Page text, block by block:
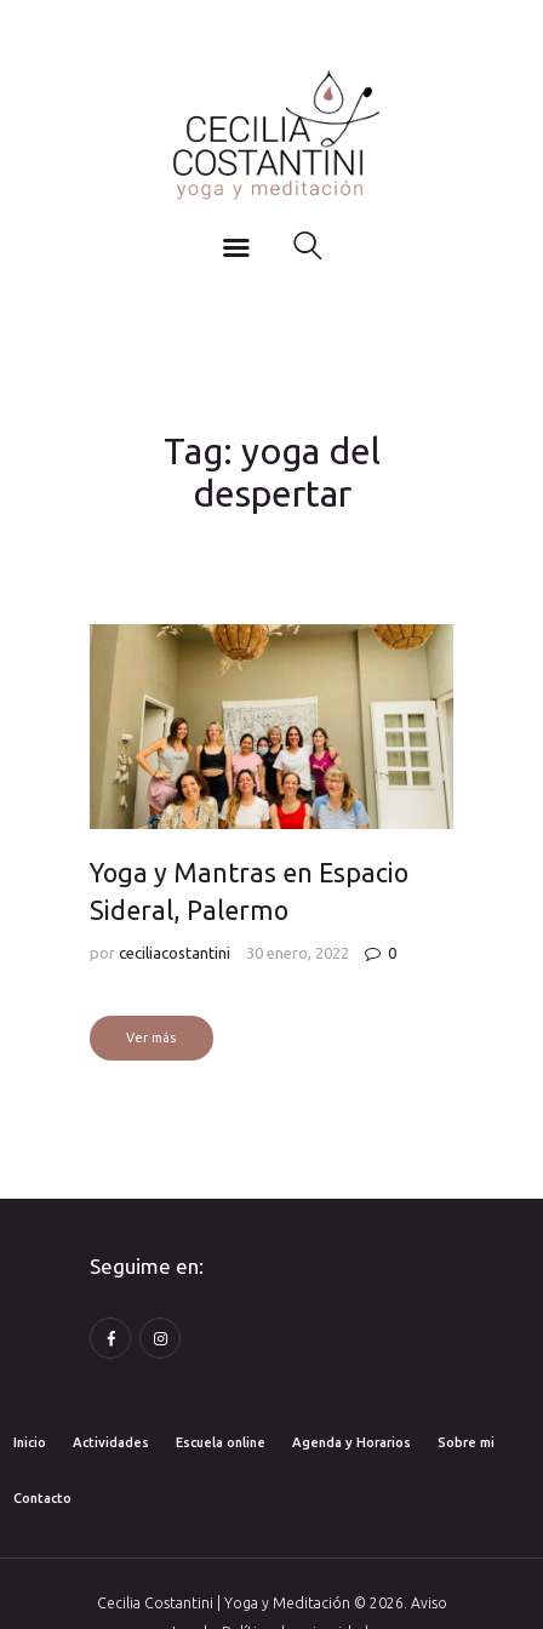
Tag: yoga del
despertar
Cecilia Costantini
Agenda y Horarios
Sobre mi
Yoga y Mantras en Espacio
Sideral, Palermo
por ceciliacostantini 30 enero, 2022 0
Ver más
Seguime en:
Inicio Actividades Escuela online Agenda y Horarios Sobre mi
Contacto
Cecilia Costantini | Yoga y Meditación © 2026. Aviso